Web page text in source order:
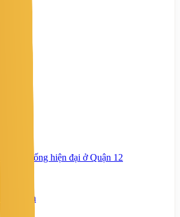
gian sống hiện đại ở Quận 12
Minh